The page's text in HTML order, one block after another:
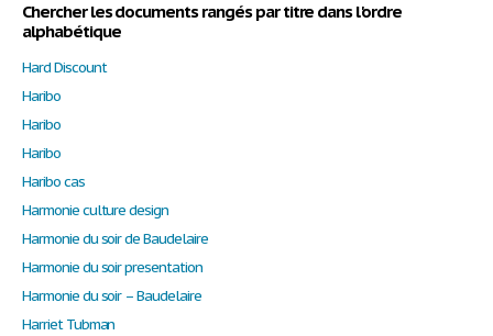
Chercher les documents rangés par titre dans l'ordre
alphabétique
Hard Discount
Haribo
Haribo
Haribo
Haribo cas
Harmonie culture design
Harmonie du soir de Baudelaire
Harmonie du soir presentation
Harmonie du soir – Baudelaire
Harriet Tubman